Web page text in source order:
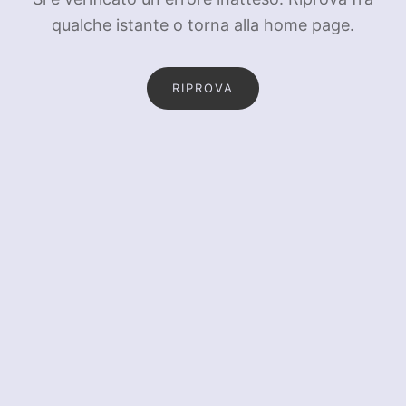
qualche istante o torna alla home page.
RIPROVA